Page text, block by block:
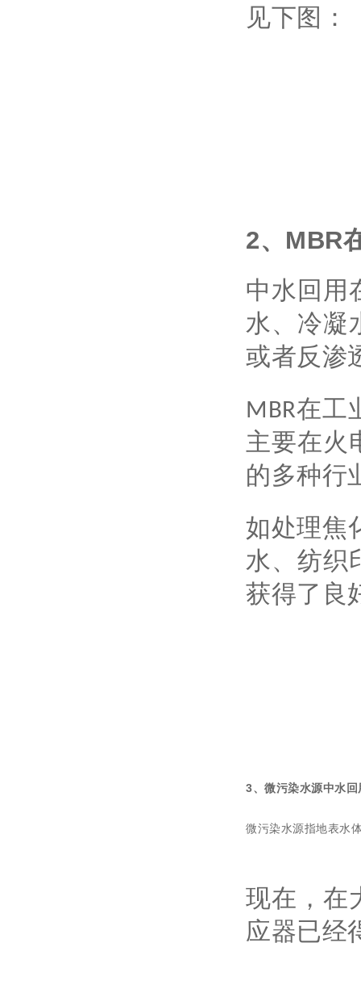
见下图：
2、MBR
中水回用
水、冷凝
或者反渗
MBR在
主要在火
的多种行
如处理焦
水、纺织
获得了良
3、微污染水源中水回
微污染水源指地表水
现在，在
应器已经